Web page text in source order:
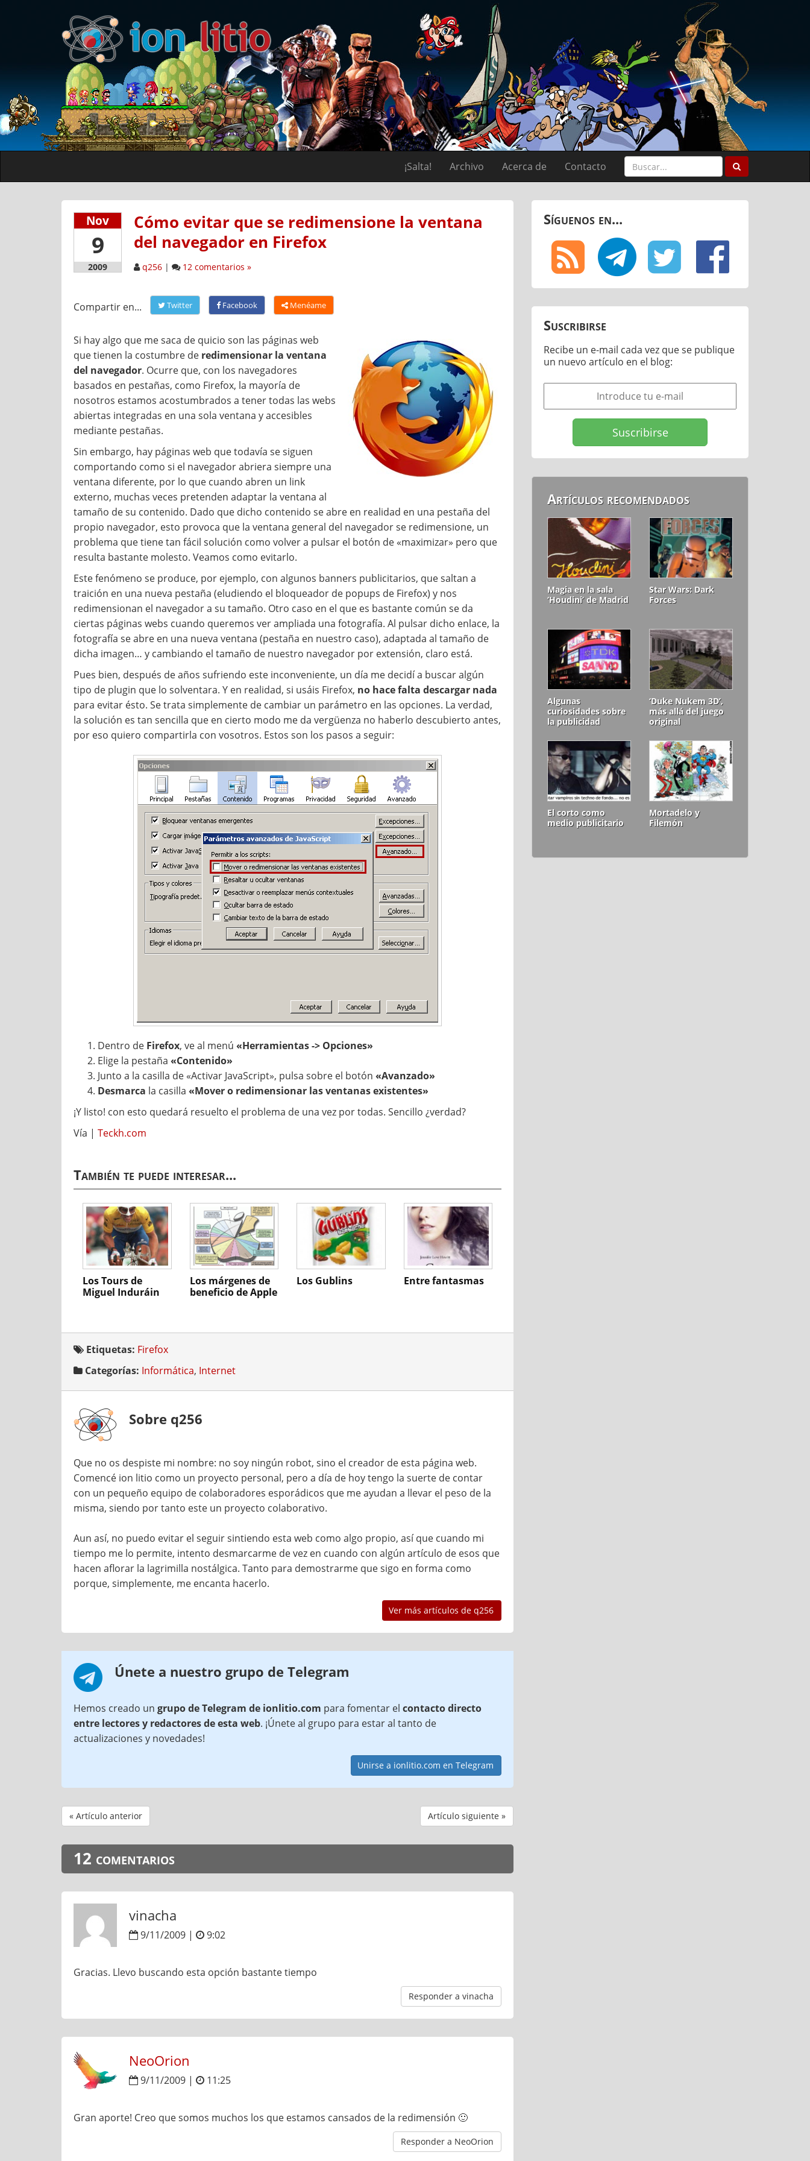
¡Salta! Archivo Acerca de Contacto
Nov
9
2009
Cómo evitar que se redimensione la ventana
del navegador en Firefox
q256 | 12 comentarios »
Compartir en... Twitter Facebook Menéame
Si hay algo que me saca de quicio son las páginas web
que tienen la costumbre de redimensionar la ventana
del navegador. Ocurre que, con los navegadores
basados en pestañas, como Firefox, la mayoría de
nosotros estamos acostumbrados a tener todas las webs
abiertas integradas en una sola ventana y accesibles
mediante pestañas.
Sin embargo, hay páginas web que todavía se siguen
comportando como si el navegador abriera siempre una
ventana diferente, por lo que cuando abren un link
externo, muchas veces pretenden adaptar la ventana al
tamaño de su contenido. Dado que dicho contenido se abre en realidad en una pestaña del
propio navegador, esto provoca que la ventana general del navegador se redimensione, un
problema que tiene tan fácil solución como volver a pulsar el botón de «maximizar» pero que
resulta bastante molesto. Veamos como evitarlo.
Este fenómeno se produce, por ejemplo, con algunos banners publicitarios, que saltan a
traición en una nueva pestaña (eludiendo el bloqueador de popups de Firefox) y nos
redimensionan el navegador a su tamaño. Otro caso en el que es bastante común se da
ciertas páginas webs cuando queremos ver ampliada una fotografía. Al pulsar dicho enlace, la
fotografía se abre en una nueva ventana (pestaña en nuestro caso), adaptada al tamaño de
dicha imagen… y cambiando el tamaño de nuestro navegador por extensión, claro está.
Pues bien, después de años sufriendo este inconveniente, un día me decidí a buscar algún
tipo de plugin que lo solventara. Y en realidad, si usáis Firefox, no hace falta descargar nada
para evitar ésto. Se trata simplemente de cambiar un parámetro en las opciones. La verdad,
la solución es tan sencilla que en cierto modo me da vergüenza no haberlo descubierto antes,
por eso quiero compartirla con vosotros. Estos son los pasos a seguir:
Dentro de Firefox, ve al menú «Herramientas -> Opciones»
Elige la pestaña «Contenido»
Junto a la casilla de «Activar JavaScript», pulsa sobre el botón «Avanzado»
Desmarca la casilla «Mover o redimensionar las ventanas existentes»
¡Y listo! con esto quedará resuelto el problema de una vez por todas. Sencillo ¿verdad?
Vía | Teckh.com
También te puede interesar...
Los Tours de
Miguel Induráin
Los márgenes de
beneficio de Apple
Los Gublins Entre fantasmas
Etiquetas: Firefox
Categorías: Informática, Internet
Sobre q256
Que no os despiste mi nombre: no soy ningún robot, sino el creador de esta página web.
Comencé ion litio como un proyecto personal, pero a día de hoy tengo la suerte de contar
con un pequeño equipo de colaboradores esporádicos que me ayudan a llevar el peso de la
misma, siendo por tanto este un proyecto colaborativo.
Aun así, no puedo evitar el seguir sintiendo esta web como algo propio, así que cuando mi
tiempo me lo permite, intento desmarcarme de vez en cuando con algún artículo de esos que
hacen aflorar la lagrimilla nostálgica. Tanto para demostrarme que sigo en forma como
porque, simplemente, me encanta hacerlo.
Ver más artículos de q256
Únete a nuestro grupo de Telegram
Hemos creado un grupo de Telegram de ionlitio.com para fomentar el contacto directo
entre lectores y redactores de esta web. ¡Únete al grupo para estar al tanto de
actualizaciones y novedades!
Unirse a ionlitio.com en Telegram
« Artículo anterior Artículo siguiente »
12 comentarios
vinacha
9/11/2009 | 9:02
Gracias. Llevo buscando esta opción bastante tiempo
Responder a vinacha
NeoOrion
9/11/2009 | 11:25
Gran aporte! Creo que somos muchos los que estamos cansados de la redimensión 🙂
Responder a NeoOrion
Síguenos en...
Suscribirse
Recibe un e-mail cada vez que se publique
un nuevo artículo en el blog:
Artículos recomendados
Magia en la sala
‘Houdini’ de Madrid
Star Wars: Dark
Forces
Algunas
curiosidades sobre
la publicidad
‘Duke Nukem 3D’,
más allá del juego
original
El corto como
medio publicitario
Mortadelo y
Filemón